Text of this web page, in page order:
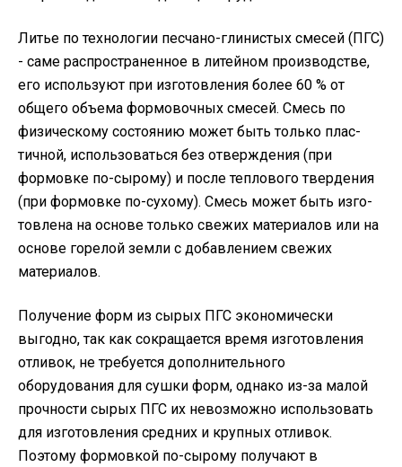
Литье по технологии песчано-глинистых смесей (ПГС)
- саме распространенное в литей­ном производстве,
его используют при изготовления более 60 % от
общего объема формо­вочных смесей. Смесь по
физическому состоянию может быть только плас­
тичной, использоваться без отверждения (при
формовке по-сырому) и пос­ле теплового твердения
(при формовке по-сухому). Смесь может быть изго­
товлена на основе только свежих материалов или на
основе горелой земли с добавлением свежих
материалов.
Получение форм из сырых ПГС экономически
выгодно, так как сокращается время изготовления
отливок, не требуется дополнительного
оборудования для сушки форм, однако из-за малой
прочности сырых ПГС их невозможно использовать
для изготовления средних и крупных отливок.
Поэтому формовкой по-сырому получают в